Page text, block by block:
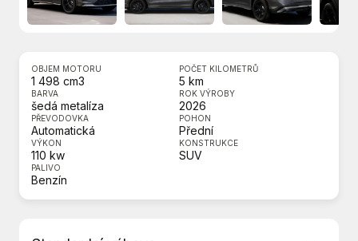
OBJEM MOTORU
1 498 cm3
POČET KILOMETRŮ
5 km
BARVA
šedá metalíza
ROK VÝROBY
2026
PŘEVODOVKA
Automatická
POHON
Přední
VÝKON
110 kw
KONSTRUKCE
SUV
PALIVO
Benzín